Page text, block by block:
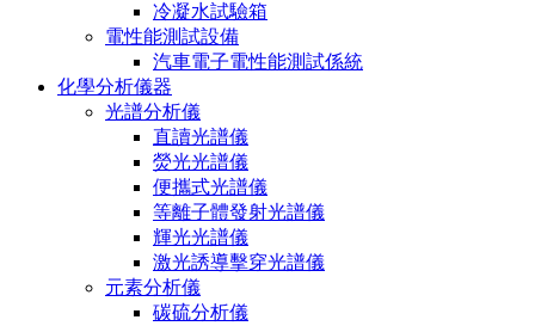
冷凝水試驗箱
電性能測試設備
汽車電子電性能測試係統
化學分析儀器
光譜分析儀
直讀光譜儀
熒光光譜儀
便攜式光譜儀
等離子體發射光譜儀
輝光光譜儀
激光誘導擊穿光譜儀
元素分析儀
碳硫分析儀